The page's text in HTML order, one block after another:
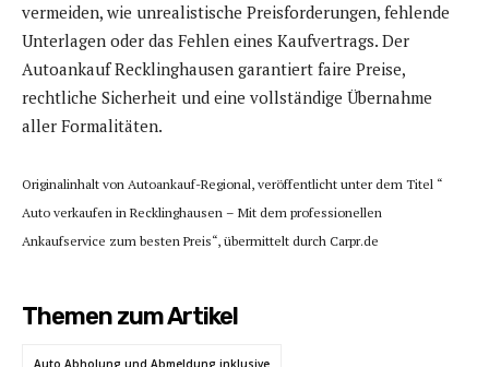
vermeiden, wie unrealistische Preisforderungen, fehlende
Unterlagen oder das Fehlen eines Kaufvertrags. Der
Autoankauf Recklinghausen garantiert faire Preise,
rechtliche Sicherheit und eine vollständige Übernahme
aller Formalitäten.
Originalinhalt von Autoankauf-Regional, veröffentlicht unter dem Titel “
Auto verkaufen in Recklinghausen – Mit dem professionellen
Ankaufservice zum besten Preis“, übermittelt durch Carpr.de
Themen zum Artikel
Auto Abholung und Abmeldung inklusive